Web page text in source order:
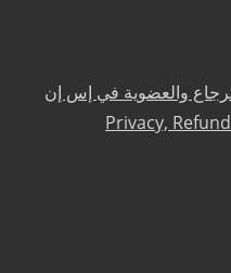
والعضوية في إس إن
Privacy,